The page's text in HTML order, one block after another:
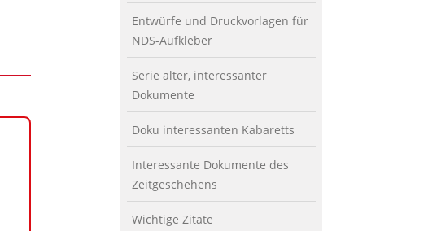
Entwürfe und Druckvorlagen für
NDS-Aufkleber
Serie alter, interessanter
Dokumente
Doku interessanten Kabaretts
Interessante Dokumente des
Zeitgeschehens
Wichtige Zitate